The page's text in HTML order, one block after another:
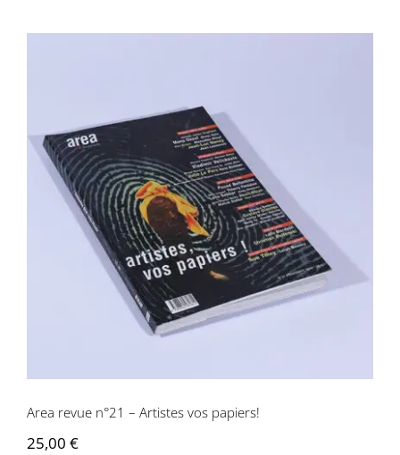
Area revue n°21 – Artistes vos papiers!
Area revue n°21 – Artistes vos papiers!
25,00 €